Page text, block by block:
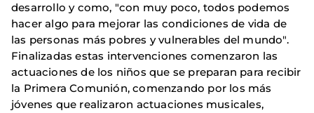
desarrollo y como, "con muy poco, todos podemos
hacer algo para mejorar las condiciones de vida de
las personas más pobres y vulnerables del mundo".
Finalizadas estas intervenciones comenzaron las
actuaciones de los niños que se preparan para recibir
la Primera Comunión, comenzando por los más
jóvenes que realizaron actuaciones musicales,